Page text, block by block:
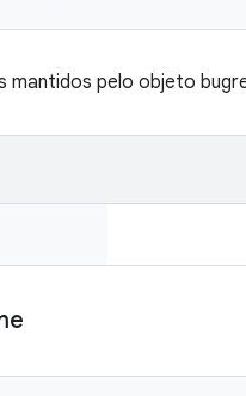
mantidos pelo objeto